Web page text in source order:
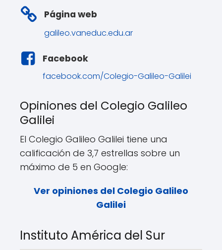
Página web
galileo.vaneduc.edu.ar
Facebook
facebook.com/Colegio-Galileo-Galilei
Opiniones del Colegio Galileo
Galilei
El Colegio Galileo Galilei tiene una
calificación de 3,7 estrellas sobre un
máximo de 5 en Google:
Ver opiniones del Colegio Galileo
Galilei
Instituto América del Sur